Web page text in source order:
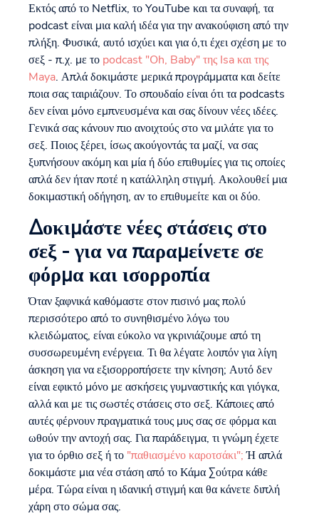
Εκτός από το Netflix, το YouTube και τα συναφή, τα
podcast είναι μια καλή ιδέα για την ανακούφιση από την
πλήξη. Φυσικά, αυτό ισχύει και για ό,τι έχει σχέση με το
σεξ - π.χ. με το podcast "Oh, Baby" της Isa και της
Maya. Απλά δοκιμάστε μερικά προγράμματα και δείτε
ποια σας ταιριάζουν. Το σπουδαίο είναι ότι τα podcasts
δεν είναι μόνο εμπνευσμένα και σας δίνουν νέες ιδέες.
Γενικά σας κάνουν πιο ανοιχτούς στο να μιλάτε για το
σεξ. Ποιος ξέρει, ίσως ακούγοντάς τα μαζί, να σας
ξυπνήσουν ακόμη και μία ή δύο επιθυμίες για τις οποίες
απλά δεν ήταν ποτέ η κατάλληλη στιγμή. Ακολουθεί μια
δοκιμαστική οδήγηση, αν το επιθυμείτε και οι δύο.
Δοκιμάστε νέες στάσεις στο
σεξ - για να παραμείνετε σε
φόρμα και ισορροπία
Όταν ξαφνικά καθόμαστε στον πισινό μας πολύ
περισσότερο από το συνηθισμένο λόγω του
κλειδώματος, είναι εύκολο να γκρινιάζουμε από τη
συσσωρευμένη ενέργεια. Τι θα λέγατε λοιπόν για λίγη
άσκηση για να εξισορροπήσετε την κίνηση; Αυτό δεν
είναι εφικτό μόνο με ασκήσεις γυμναστικής και γιόγκα,
αλλά και με τις σωστές στάσεις στο σεξ. Κάποιες από
αυτές φέρνουν πραγματικά τους μυς σας σε φόρμα και
ωθούν την αντοχή σας. Για παράδειγμα, τι γνώμη έχετε
για το όρθιο σεξ ή το "παθιασμένο καροτσάκι";Ή απλά
δοκιμάστε μια νέα στάση από το Κάμα Σούτρα κάθε
μέρα. Τώρα είναι η ιδανική στιγμή και θα κάνετε διπλή
χάρη στο σώμα σας.